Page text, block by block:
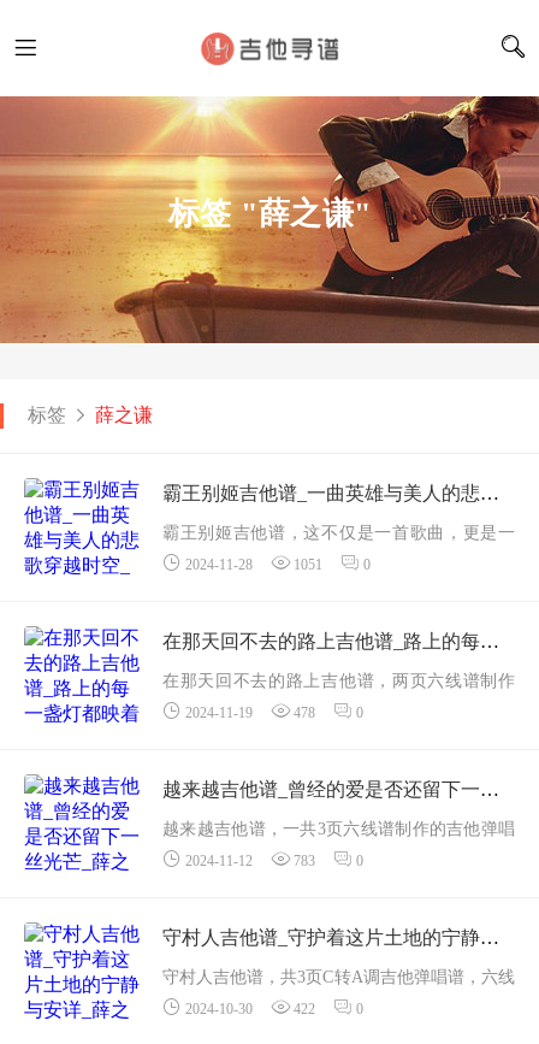
标签 "薛之谦"
标签 薛之谦
霸王别姬吉他谱_一曲英雄与美人的悲歌穿越时空_薛之谦/程小鑫
霸王别姬吉他谱，这不仅是一首歌曲，更是一
次文化和情感的融合，三页六线谱制作的吉他
段流传千古的爱情故事重新呈现在现代听众面
前，让人在...
2024-11-28 1051 0
在那天回不去的路上吉他谱_路上的每一盏灯都映着你的影子_薛之谦
在那天回不去的路上吉他谱，两页六线谱制作
的吉他弹唱谱。这首歌是一首关于成长和失去
的每一分钟。薛之谦通过这首歌表达了对过去
的时间...
2024-11-19 478 0
越来越吉他谱_曾经的爱是否还留下一丝光芒_薛之谦
越来越吉他谱，一共3页六线谱制作的吉他弹唱
谱。这首《越来越》为什么会引发普遍的共
对过去的怀念和对未来的向往。薛之谦以细腻
的笔法，...
2024-11-12 783 0
守村人吉他谱_守护着这片土地的宁静与安详_薛之谦
守村人吉他谱，共3页C转A调吉他弹唱谱，六线
谱格式制谱。薛之谦的一首充满温情与怀念的
2024-10-30 422 0